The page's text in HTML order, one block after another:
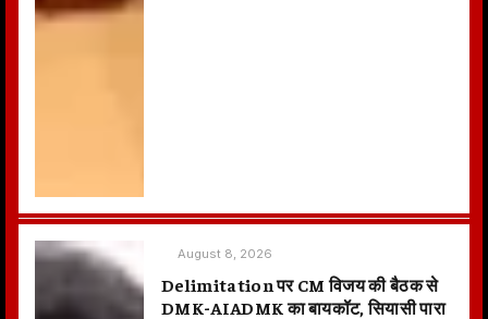
August 8, 2026
Delimitation पर CM विजय की बैठक से
DMK-AIADMK का बायकॉट, सियासी पारा